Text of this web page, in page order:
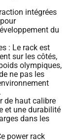
intégrées
du
: Le rack est
sur les côtés,
olympiques,
ne pas les
de haut calibre
et une durabilité
dans les
power rack